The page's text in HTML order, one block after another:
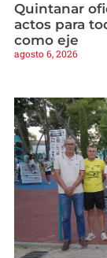
Quintanar
actos para
como eje
agosto 6, 2026